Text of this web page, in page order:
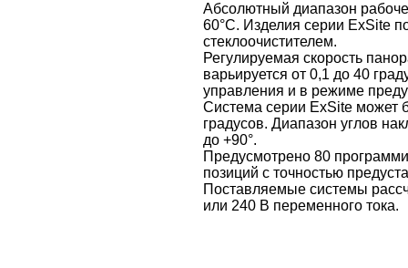
Абсолютный диапазон
60°C. Изделия серии ExSite
стеклоочистителем.
Регулируемая скорость
варьируется от 0,1 до 40
управления и в режиме
Система серии ExSite может
градусов. Диапазон углов
до +90°.
Предусмотрено 80
позиций с точностью
Поставляемые системы
или 240 В переменного тока.